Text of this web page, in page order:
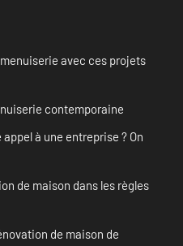
avec ces projets
contemporaine
à une entreprise ? On
de maison dans les règles
de maison de